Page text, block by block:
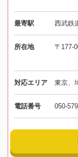
最寄駅 西武鉄
所在地 〒177-
対応エリア 東京、
電話番号 050-